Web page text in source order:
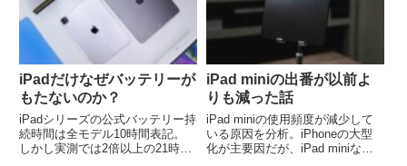
iPadだけなぜバッテリーが
もたないのか？
iPadシリーズの公式バッテリー持
続時間は全モデル10時間表記。
しかし実測では2倍以上の21時間
iPad miniの出番が以前よ
りも減った話
iPad miniの使用頻度が減少して
いる原因を分析。iPhoneの大型
化が主要因だが、iPad miniなら